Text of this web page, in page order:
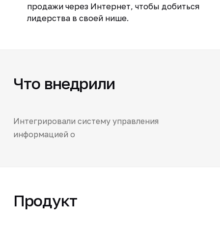
продажи через Интернет, чтобы добиться
лидерства в своей нише.
Что внедрили
Интегрировали систему управления
информацией о
Продукт